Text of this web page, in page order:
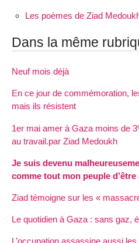
Les poèmes de Ziad
Dans la même
Neuf mois déjà
En ce jour de commémoration,
mais ils résistent
1er mai amer à Gaza moins de
au travail.par Ziad Medoukh
Je suis devenu
comme tout mon peuple d’être
Ziad témoigne sur les «
Le quotidien à Gaza : sans gaz,